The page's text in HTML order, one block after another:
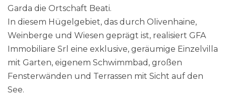
Garda die Ortschaft Beati.
In diesem Hügelgebiet, das durch Olivenhaine,
Weinberge und Wiesen geprägt ist, realisiert GFA
Immobiliare Srl eine exklusive, geräumige Einzelvilla
mit Garten, eigenem Schwimmbad, großen
Fensterwänden und Terrassen mit Sicht auf den
See.